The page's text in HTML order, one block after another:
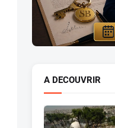
A DECOUVRIR